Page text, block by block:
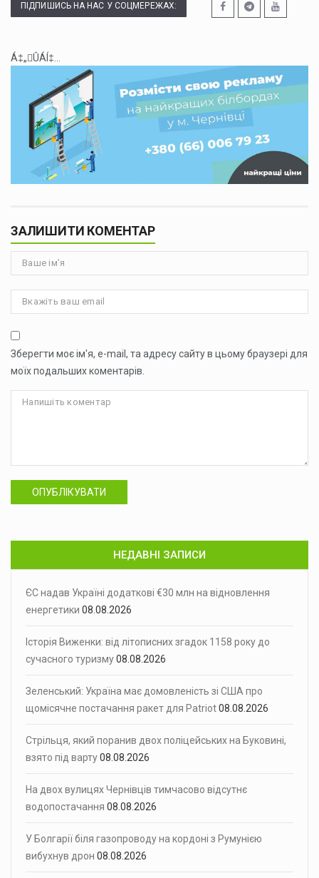
ПІДПИШИСЬ НА НАС У СОЦМЕРЕЖАХ:
Á‡„ÛÁÍ‡...
ЗАЛИШИТИ КОМЕНТАР
Зберегти моє ім'я, e-mail, та адресу сайту в цьому браузері для
моїх подальших коментарів.
ОПУБЛІКУВАТИ
НЕДАВНІ ЗАПИСИ
ЄС надав Україні додаткові €30 млн на відновлення
енергетики 08.08.2026
Історія Виженки: від літописних згадок 1158 року до
сучасного туризму08.08.2026
Зеленський: Україна має домовленість зі США про
щомісячне постачання ракет для Patriot08.08.2026
Стрільця, який поранив двох поліцейських на Буковині,
взято під варту08.08.2026
На двох вулицях Чернівців тимчасово відсутнє
водопостачання 08.08.2026
У Болгарії біля газопроводу на кордоні з Румунією
вибухнув дрон 08.08.2026